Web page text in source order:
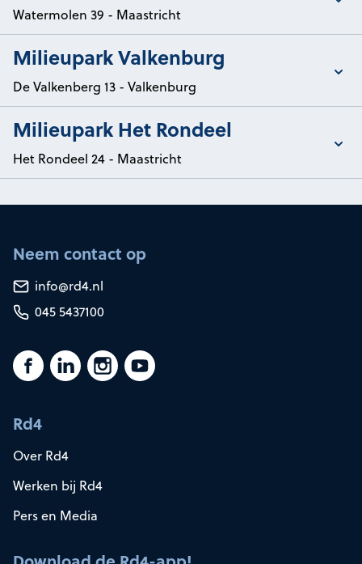
Watermolen 39 - Maastricht
Toon/verberg details van
Milieupark Valkenburg
De Valkenberg 13 - Valkenburg
Toon/verberg details van
Milieupark Het Rondeel
Het Rondeel 24 - Maastricht
Neem contact op
info@rd4.nl
045 5437100
Rd4
Over Rd4
Werken bij Rd4
Pers en Media